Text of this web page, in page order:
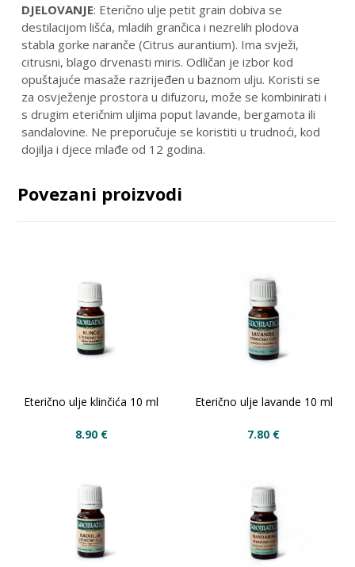
DJELOVANJE: Eterično ulje petit grain dobiva se
destilacijom lišća, mladih grančica i nezrelih plodova
stabla gorke naranče (Citrus aurantium). Ima svježi,
citrusni, blago drvenasti miris. Odličan je izbor kod
opuštajuće masaže razrijeđen u baznom ulju. Koristi se
za osvježenje prostora u difuzoru, može se kombinirati i
s drugim eteričnim uljima poput lavande, bergamota ili
sandalovine. Ne preporučuje se koristiti u trudnoći, kod
dojilja i djece mlađe od 12 godina.
Povezani proizvodi
Eterično ulje klinčića 10 ml
8.90 €
Eterično ulje lavande 10 ml
7.80 €